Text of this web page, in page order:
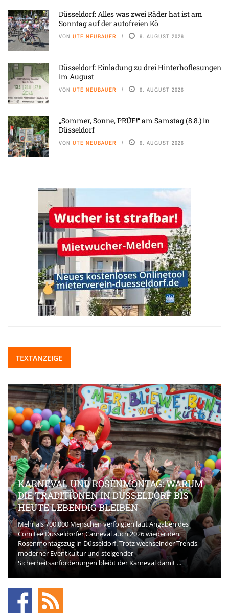
Düsseldorf: Alles was zwei Räder hat ist am
Sonntag auf der autofreien Kö
VON UTE NEUBAUER 6. AUGUST 2026
Düsseldorf: Einladung zu drei Hinterhoflesungen
im August
VON UTE NEUBAUER 6. AUGUST 2026
„Sommer, Sonne, PRÜF!“ am Samstag (8.8.) in
Düsseldorf
VON UTE NEUBAUER 6. AUGUST 2026
TEXTANZEIGE
KARNEVAL UND ROSENMONTAG: WARUM
DIE TRADITIONEN IN DÜSSELDORF BIS
HEUTE LEBENDIG BLEIBEN
Mehr als 700.000 Menschen verfolgten laut Angaben des
Comitee Düsseldorfer Carneval auch 2026 wieder den
Rosenmontagszug in Düsseldorf. Trotz wechselnder Trends,
moderner Eventkultur und steigender
Sicherheitsanforderungen bleibt der Karneval damit ...